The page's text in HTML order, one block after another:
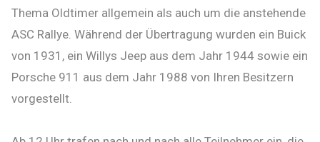
Thema Oldtimer allgemein als auch um die anstehende
ASC Rallye. Während der Übertragung wurden ein Buick
von 1931, ein Willys Jeep aus dem Jahr 1944 sowie ein
Porsche 911 aus dem Jahr 1988 von Ihren Besitzern
vorgestellt.